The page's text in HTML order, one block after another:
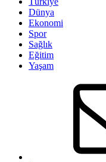
Dünya
Ekonomi
Spor
Sağlık
Eğitim
Yaşam